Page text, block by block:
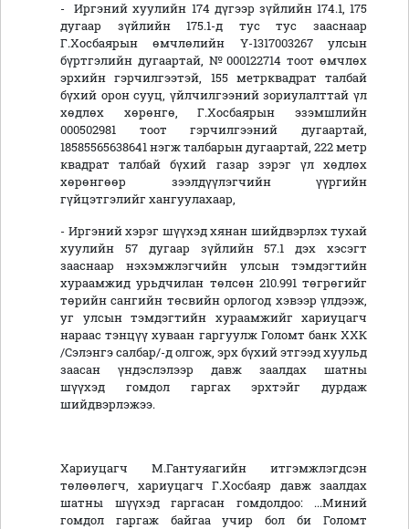
- Иргэний хуулийн 174 дүгээр зүйлийн 174.1, 175
дугаар зүйлийн 175.1-д тус тус зааснаар
Г.Хосбаярын өмчлөлийн Ү-1317003267 улсын
бүртгэлийн дугаартай, №000122714 тоот өмчлөх
эрхийн гэрчилгээтэй, 155 метрквадрат талбай
бүхий орон сууц, үйлчилгээний зориулалттай үл
хөдлөх хөрөнгө, Г.Хосбаярын эзэмшлийн
000502981 тоот гэрчилгээний дугаартай,
18585565638641 нэгж талбарын дугаартай, 222 метр
квадрат талбай бүхий газар зэрэг үл хөдлөх
хөрөнгөөр зээлдүүлэгчийн үүргийн
гүйцэтгэлийг хангуулахаар,
- Иргэний хэрэг шүүхэд хянан шийдвэрлэх тухай
хуулийн 57 дугаар зүйлийн 57.1 дэх хэсэгт
зааснаар нэхэмжлэгчийн улсын тэмдэгтийн
хураамжид урьдчилан төлсөн 210.991 төгрөгийг
төрийн сангийн төсвийн орлогод хэвээр үлдээж,
уг улсын тэмдэгтийн хураамжийг хариуцагч
нараас тэнцүү хуваан гаргуулж Голомт банк ХХК
/Сэлэнгэ салбар/-д олгож, эрх бүхий этгээд хуульд
заасан үндэслэлээр давж заалдах шатны
шүүхэд гомдол гаргах эрхтэйг дурдаж
шийдвэрлэжээ.
Хариуцагч М.Гантуяагийн итгэмжлэгдсэн
төлөөлөгч, хариуцагч Г.Хосбаяр давж заалдах
шатны шүүхэд гаргасан гомдолдоо: ...Миний
гомдол гаргаж байгаа учир бол би Голомт